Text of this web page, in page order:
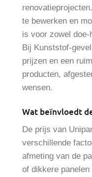
te bewerken en
is voor zowel
Bij Kunststof-
prijzen en een
producten,
wensen.
Wat beïnvloedt
De prijs van
verschillende
afmeting van de
of dikkere